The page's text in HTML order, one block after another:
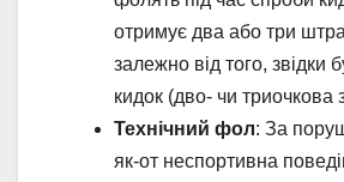
отримує два або три
залежно від того, звідки
кидок (дво- чи триочкова
Технічний фол: За
як-от неспортивна